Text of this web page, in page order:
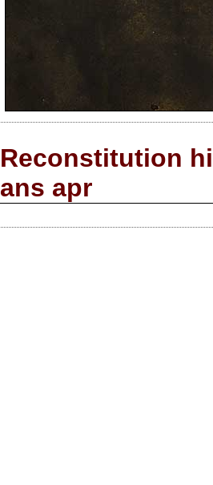
Reconstitution
ans apr